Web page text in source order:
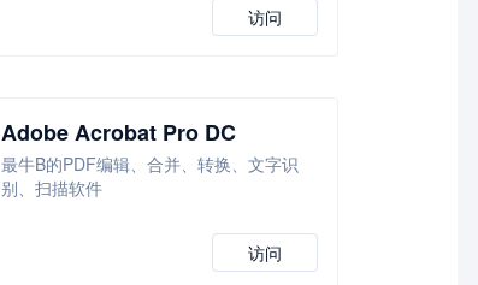
访问
Adobe Acrobat Pro DC
最牛B的PDF编辑、合并、转换、文字识
别、扫描软件
访问